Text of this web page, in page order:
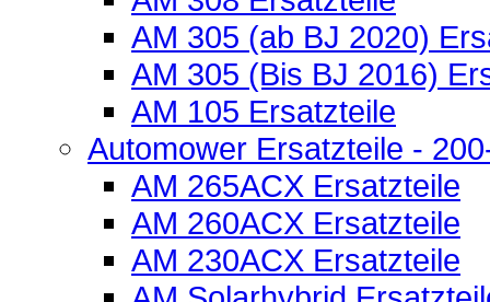
AM 305 (ab BJ 2020)
AM 305 (Bis BJ 2016)
AM 105 Ersatzteile
Automower Ersatzteile -
AM 265ACX Ersatzteile
AM 260ACX Ersatzteile
AM 230ACX Ersatzteile